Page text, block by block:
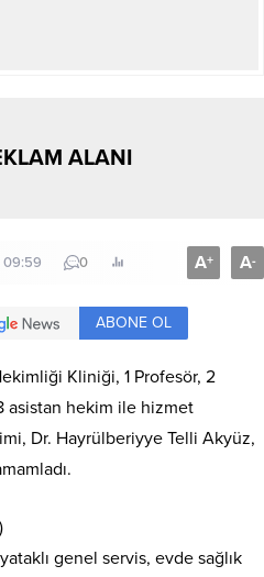
ALANI
09:59 0 A+ A-
ABONE OL
Kliniği, 1 Profesör, 2
asistan hekim ile hizmet
Dr. Hayrülberiyye Telli Akyüz,
genel servis, evde sağlık